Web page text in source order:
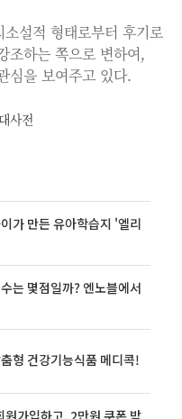
설적 형태로부터 후기로
조하는 쪽으로 변하여,
심을 보여주고 있다.
사전